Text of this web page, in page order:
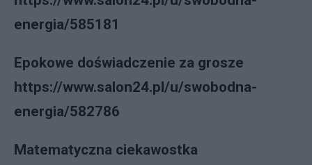
energia/585181
Epokowe doświadczenie za grosze
https://www.salon24.pl/u/swobodna-
energia/582786
Matematyczna ciekawostka